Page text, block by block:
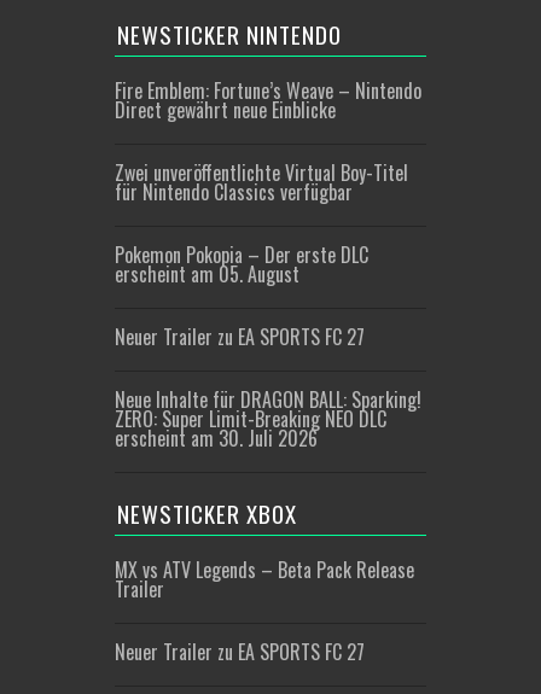
NEWSTICKER NINTENDO
Fire Emblem: Fortune’s Weave – Nintendo
Direct gewährt neue Einblicke
Zwei unveröffentlichte Virtual Boy-Titel
für Nintendo Classics verfügbar
Pokemon Pokopia – Der erste DLC
erscheint am 05. August
Neuer Trailer zu EA SPORTS FC 27
Neue Inhalte für DRAGON BALL: Sparking!
ZERO: Super Limit-Breaking NEO DLC
erscheint am 30. Juli 2026
NEWSTICKER XBOX
MX vs ATV Legends – Beta Pack Release
Trailer
Neuer Trailer zu EA SPORTS FC 27